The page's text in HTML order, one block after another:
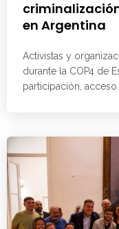
en Argentina
Activistas y
durante la COP4 de
participación, acceso